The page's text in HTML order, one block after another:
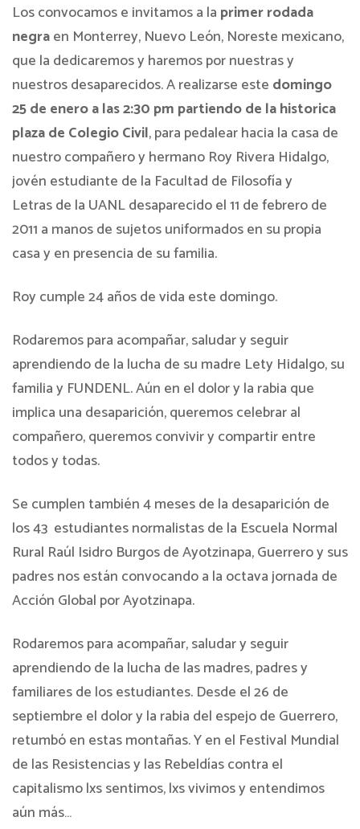
Los convocamos e invitamos a la primer rodada
negraen Monterrey, Nuevo León, Noreste mexicano,
que la dedicaremos y haremos por nuestras y
nuestros desaparecidos. A realizarse este domingo
25 de enero a las 2:30 pm partiendo de la historica
plaza de Colegio Civil, para pedalear hacia la casa de
nuestro compañero y hermano Roy Rivera Hidalgo,
jovén estudiante de la Facultad de Filosofía y
Letras de la UANL desaparecido el 11 de febrero de
2011 a manos de sujetos uniformados en su propia
casa y en presencia de su familia.
Roy cumple 24 años de vida este domingo.
Rodaremos para acompañar, saludar y seguir
aprendiendo de la lucha de su madre Lety Hidalgo, su
familia y FUNDENL. Aún en el dolor y la rabia que
implica una desaparición, queremos celebrar al
compañero, queremos convivir y compartir entre
todos y todas.
Se cumplen también 4 meses de la desaparición de
los 43 estudiantes normalistas de la Escuela Normal
Rural Raúl Isidro Burgos de Ayotzinapa, Guerrero y sus
padres nos están convocando a la octava jornada de
Acción Global por Ayotzinapa.
Rodaremos para acompañar, saludar y seguir
aprendiendo de la lucha de las madres, padres y
familiares de los estudiantes. Desde el 26 de
septiembre el dolor y la rabia del espejo de Guerrero,
retumbó en estas montañas. Y en el Festival Mundial
de las Resistencias y las Rebeldías contra el
capitalismo lxs sentimos, lxs vivimos y entendimos
aún más…